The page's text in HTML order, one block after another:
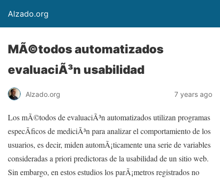
Alzado.org
MÃ©todos automatizados
evaluaciÃ³n usabilidad
Alzado.org 7 years ago
Los mÃ©todos de evaluaciÃ³n automatizados utilizan programas
especÃ­ficos de mediciÃ³n para analizar el comportamiento de los
usuarios, es decir, miden automÃ¡ticamente una serie de variables
consideradas a priori predictoras de la usabilidad de un sitio web.
Sin embargo, en estos estudios los parÃ¡metros registrados no